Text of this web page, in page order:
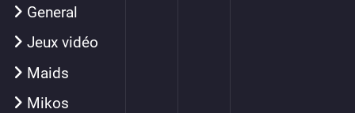
General
Jeux vidéo
Maids
Mikos